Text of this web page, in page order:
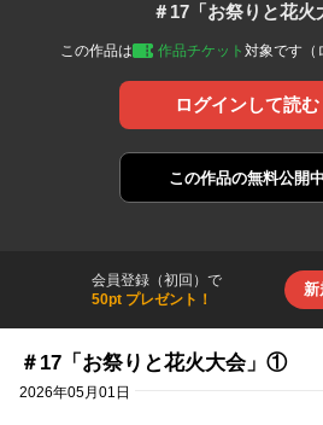
＃17「お祭りと花
この作品は 作品チケット 対象です（
ログインして読む
この作品の無料公開
会員登録（初回）で
50pt プレゼント！
新
＃17「お祭りと花火大会」①
2026年05月01日